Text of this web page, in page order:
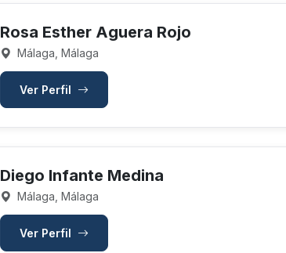
Rosa Esther Aguera Rojo
Málaga, Málaga
Ver Perfil
Diego Infante Medina
Málaga, Málaga
Ver Perfil